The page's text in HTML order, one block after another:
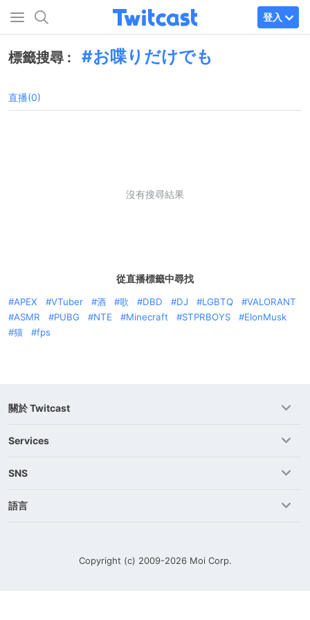
登入
標籤搜尋 : お喋りだけでも
直播(0)
沒有搜尋結果
從直播標籤中尋找
APEX VTuber 酒 歌 DBD DJ LGBTQ
VALORANT
ASMR
PUBG NTE Minecraft STPRBOYS
ElonMusk
猫
fps
關於 Twitcast
Services
SNS
語言
Copyright (c) 2009-2026 Moi Corp.